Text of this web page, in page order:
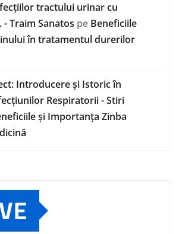
tractului urinar cu
Traim Sanatos pe Beneficiile
în tratamentul durerilor
Introducere și Istoric în
Respiratorii - Stiri
și Importanța Zinba